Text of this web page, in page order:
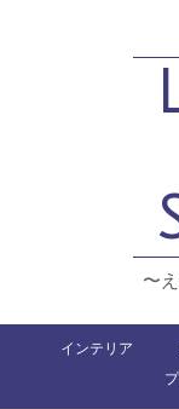
〜
インテリア